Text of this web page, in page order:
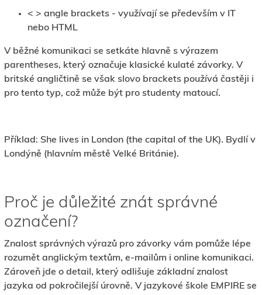
< > angle brackets - využívají se především v IT
nebo HTML
V běžné komunikaci se setkáte hlavně s výrazem
parentheses, který označuje klasické kulaté závorky. V
britské angličtině se však slovo brackets používá častěji i
pro tento typ, což může být pro studenty matoucí.
Příklad: She lives in London (the capital of the UK). Bydlí v
Londýně (hlavním městě Velké Británie).
Proč je důležité znát správné
označení?
Znalost správných výrazů pro závorky vám pomůže lépe
rozumět anglickým textům, e-mailům i online komunikaci.
Zároveň jde o detail, který odlišuje základní znalost
jazyka od pokročilejší úrovně. V jazykové škole EMPIRE se